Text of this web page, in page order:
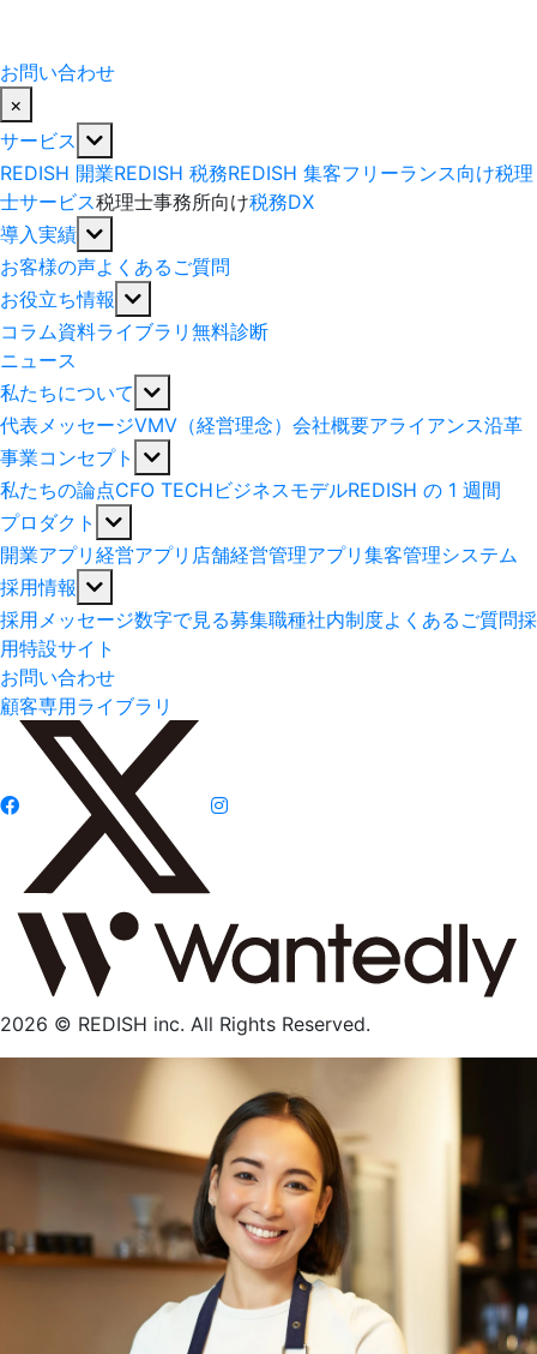
お問い合わせ
×
サービス
REDISH 開業REDISH 税務REDISH 集客フリーランス向け税理
士サービス税理士事務所向け税務DX
導入実績
お客様の声よくあるご質問
お役立ち情報
コラム資料ライブラリ 無料診断
ニュース
私たちについて
代表メッセージVMV（経営理念） 会社概要アライアンス沿革
事業コンセプト
私たちの論点CFO TECH ビジネスモデルREDISH の 1 週間
プロダクト
開業アプリ 経営アプリ 店舗経営管理アプリ 集客管理システム
採用情報
採用メッセージ数字で見る募集職種社内制度よくあるご質問採
用特設サイト
お問い合わせ
顧客専用ライブラリ
2026 © REDISH inc. All Rights Reserved.